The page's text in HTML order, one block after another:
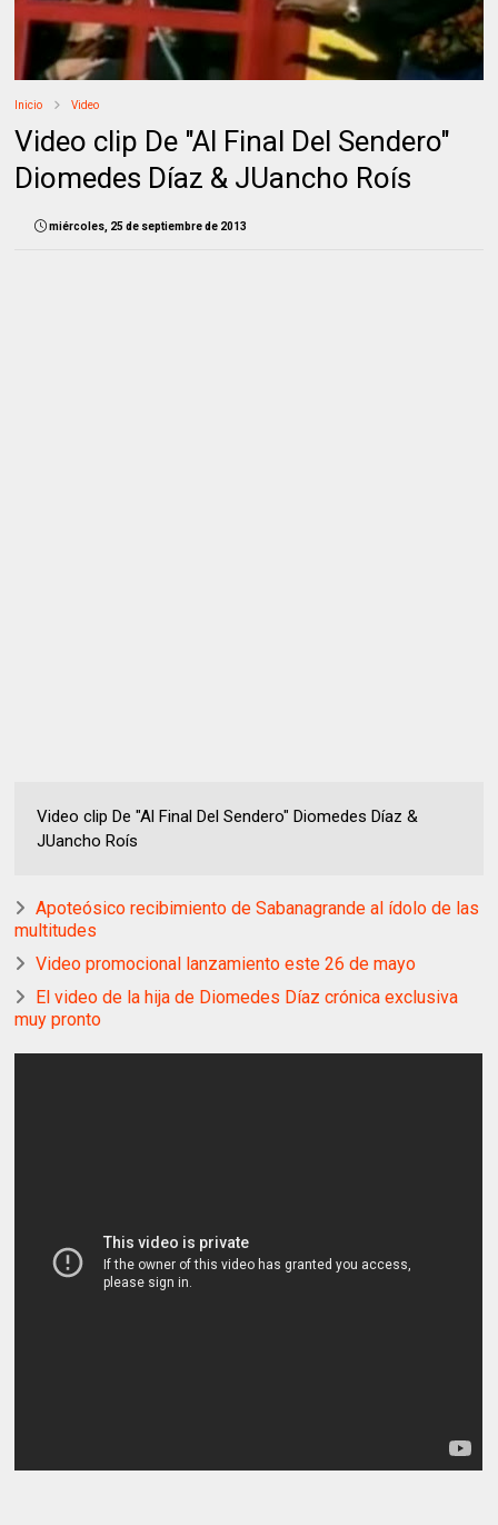
Inicio Video
Video clip De "Al Final Del Sendero"
Diomedes Díaz & JUancho Roís
miércoles, 25 de septiembre de 2013
Video clip De "Al Final Del Sendero" Diomedes Díaz &
JUancho Roís
Apoteósico recibimiento de Sabanagrande al ídolo de las
multitudes
Video promocional lanzamiento este 26 de mayo
El video de la hija de Diomedes Díaz crónica exclusiva
muy pronto